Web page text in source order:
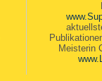
Meisterin